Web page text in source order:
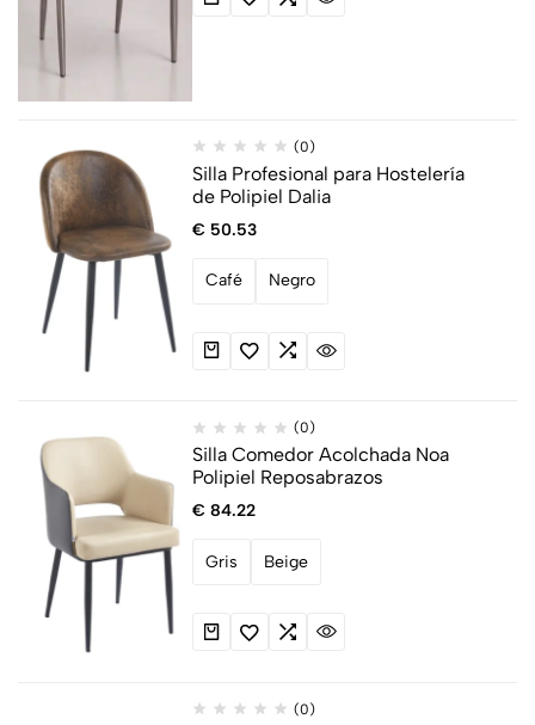
(0)
Silla Profesional para Hostelería
de Polipiel Dalia
€ 50.53
Café Negro
(0)
Silla Comedor Acolchada Noa
Polipiel Reposabrazos
€ 84.22
Gris Beige
(0)